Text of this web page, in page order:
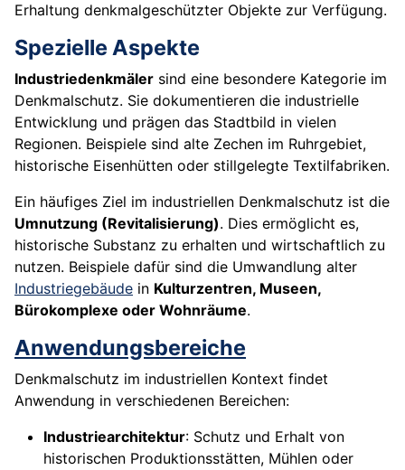
Erhaltung denkmalgeschützter Objekte zur Verfügung.
Spezielle Aspekte
Industriedenkmäler sind eine besondere Kategorie im
Denkmalschutz. Sie dokumentieren die industrielle
Entwicklung und prägen das Stadtbild in vielen
Regionen. Beispiele sind alte Zechen im Ruhrgebiet,
historische Eisenhütten oder stillgelegte Textilfabriken.
Ein häufiges Ziel im industriellen Denkmalschutz ist die
Umnutzung (Revitalisierung). Dies ermöglicht es,
historische Substanz zu erhalten und wirtschaftlich zu
nutzen. Beispiele dafür sind die Umwandlung alter
Industriegebäude in Kulturzentren, Museen,
Bürokomplexe oder Wohnräume.
Anwendungsbereiche
Denkmalschutz im industriellen Kontext findet
Anwendung in verschiedenen Bereichen:
Industriearchitektur: Schutz und Erhalt von
historischen Produktionsstätten, Mühlen oder